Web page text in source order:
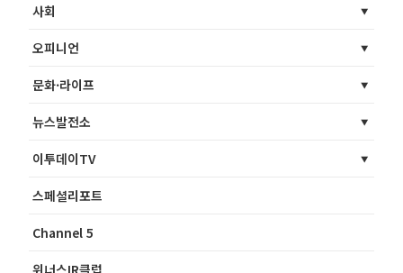
사회
오피니언
문화·라이프
뉴스발전소
이투데이TV
스페셜리포트
Channel 5
위너스IR클럽